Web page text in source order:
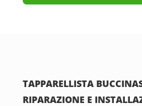
TAPPARELLISTA
RIPARAZIONE E